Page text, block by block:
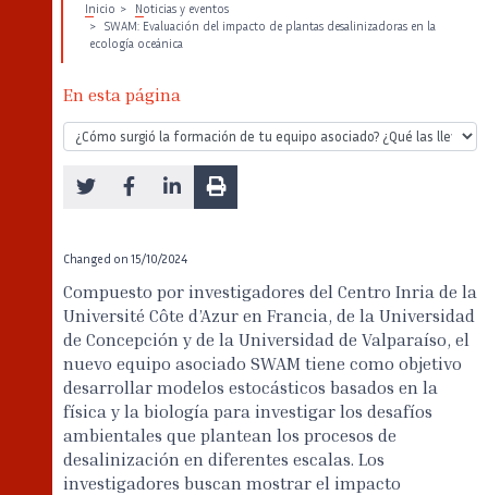
Inicio
Noticias y eventos
SWAM: Evaluación del impacto de plantas desalinizadoras en la
ecología oceánica
Changed on 15/10/2024
Compuesto por investigadores del Centro Inria de la
Université Côte d’Azur en Francia, de la Universidad
de Concepción y de la Universidad de Valparaíso, el
nuevo equipo asociado SWAM tiene como objetivo
desarrollar modelos estocásticos basados en la
física y la biología para investigar los desafíos
ambientales que plantean los procesos de
desalinización en diferentes escalas. Los
investigadores buscan mostrar el impacto
En esta página